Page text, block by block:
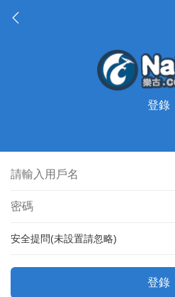
登錄
安全提問(未設置請忽略)
登錄